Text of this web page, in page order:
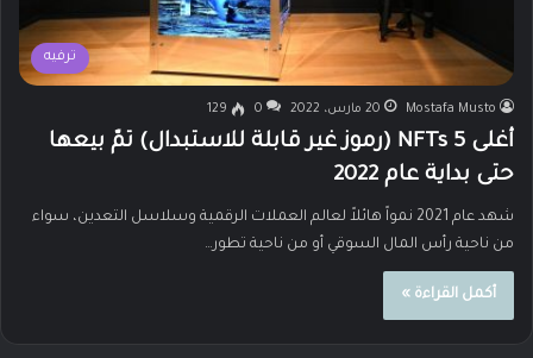
ترفيه
Mostafa Musto 20 مارس، 2022 0
129
أغلى 5 NFTs (رموز غير قابلة للاستبدال) تمّ بيعها
حتى بداية عام 2022
شهد عام 2021 نمواً هائلاً لعالم العملات الرقمية وسلاسل التعدين، سواء
من ناحية رأس المال السوقي أو من ناحية تطور…
أكمل القراءة »